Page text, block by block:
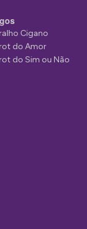
Cigano
do Amor
do Sim ou Não